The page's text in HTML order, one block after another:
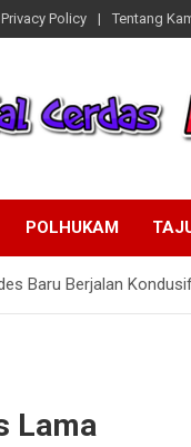
Privacy Policy Tentang
POLHUKAM
Baru Berjalan
Lama